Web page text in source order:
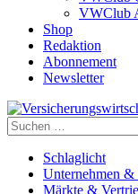
VWClub
Shop
Redaktion
Abonnement
Newsletter
Suche
nach:
Schlaglicht
Unternehmen &
Märkte &